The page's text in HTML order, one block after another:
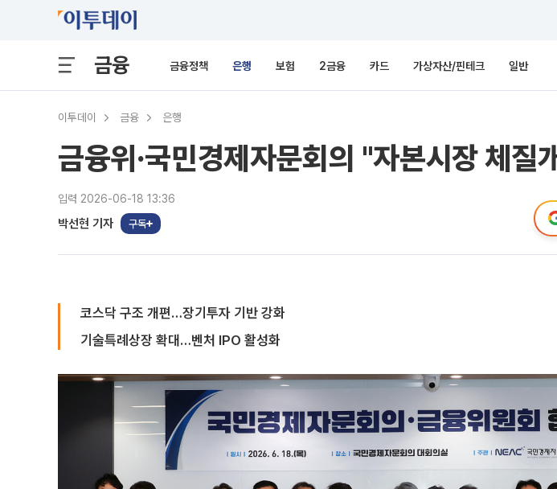
금융 금융정책 은행 보험 2금융 카드 가상자산/핀테크 일반
이투데이 금융 은행
금융위·국민경제자문회의 "자본시장 체
입력 2026-06-18 13:36
박선현 기자 구독
코스닥 구조 개편…장기투자 기반 강화
기술특례상장 확대…벤처 IPO 활성화